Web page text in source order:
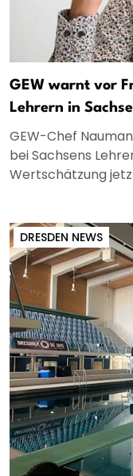
GEW warnt vor
Lehrern in
GEW-Chef
bei Sachsens
Wertschätzung
DRESDEN NEWS